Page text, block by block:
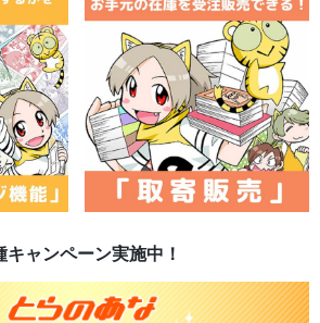
キャンペーン実施中！